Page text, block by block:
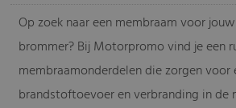
Op zoek naar een membraam voor
brommer? Bij Motorpromo vind je een
membraamonderdelen die zorgen
brandstoftoevoer en verbranding in de